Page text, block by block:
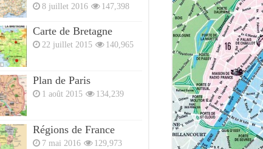
8 juillet 2016 147,398
Carte de Bretagne
22 juillet 2015 140,965
Plan de Paris
1 août 2015 134,239
Régions de France
7 mai 2016 129,973